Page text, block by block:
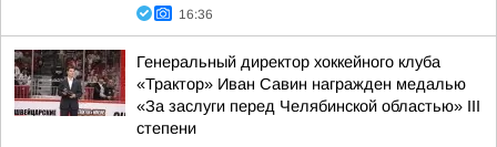
16:36
Генеральный директор хоккейного клуба
«Трактор» Иван Савин награжден медалью
«За заслуги перед Челябинской областью» III
степени